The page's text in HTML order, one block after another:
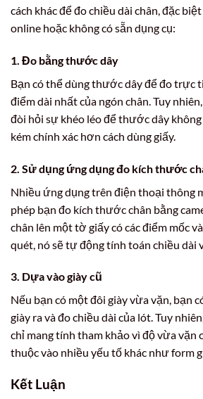
cách khác để đo chiều dài chân, đặc
online hoặc không có sẵn dụng cụ:
1. Đo bằng thước dây
Bạn có thể dùng thước dây để đo trực
điểm dài nhất của ngón chân. Tuy
đòi hỏi sự khéo léo để thước dây không
kém chính xác hơn cách dùng giấy.
2. Sử dụng ứng dụng đo kích thước
Nhiều ứng dụng trên điện thoại thông
phép bạn đo kích thước chân bằng
chân lên một tờ giấy có các điểm mốc
quét, nó sẽ tự động tính toán chiều dài
3. Dựa vào giày cũ
Nếu bạn có một đôi giày vừa vặn, bạn
giày ra và đo chiều dài của lót. Tuy
chỉ mang tính tham khảo vì độ vừa vặn
thuộc vào nhiều yếu tố khác như form
Kết Luận